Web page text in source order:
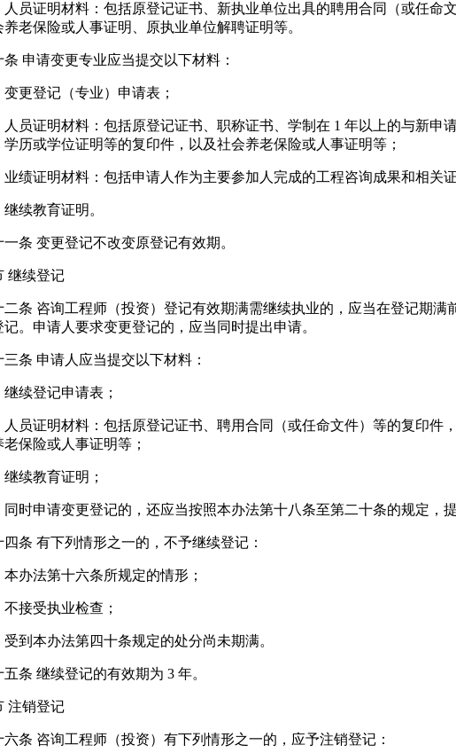
人员证明材料：包括原登记证书、新执业单位出具的聘用合同（或任命
养老保险或人事证明、原执业单位解聘证明等。
条 申请变更专业应当提交以下材料：
变更登记（专业）申请表；
人员证明材料：包括原登记证书、职称证书、学制在 1 年以上的与新申
学历或学位证明等的复印件，以及社会养老保险或人事证明等；
业绩证明材料：包括申请人作为主要参加人完成的工程咨询成果和相关
继续教育证明。
一条 变更登记不改变原登记有效期。
继续登记
二条 咨询工程师（投资）登记有效期满需继续执业的，应当在登记期满
记。申请人要求变更登记的，应当同时提出申请。
三条 申请人应当提交以下材料：
继续登记申请表；
人员证明材料：包括原登记证书、聘用合同（或任命文件）等的复印件
老保险或人事证明等；
继续教育证明；
同时申请变更登记的，还应当按照本办法第十八条至第二十条的规定，
四条 有下列情形之一的，不予继续登记：
本办法第十六条所规定的情形；
不接受执业检查；
受到本办法第四十条规定的处分尚未期满。
五条 继续登记的有效期为 3 年。
注销登记
六条 咨询工程师（投资）有下列情形之一的，应予注销登记：